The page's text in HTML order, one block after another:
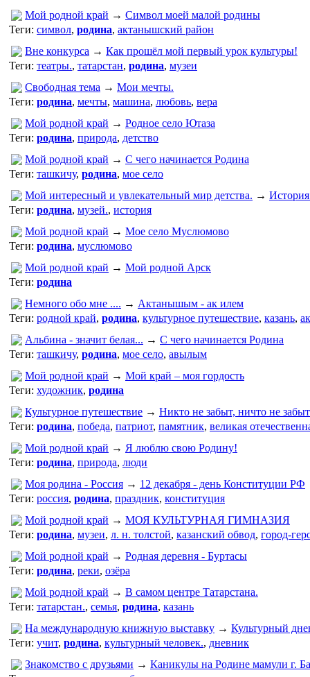
Мой родной край → Символ моей малой родины
Теги: символ, родина, актанышский район
Вне конкурса → Как прошёл мой первый урок культуры!
Теги: театры., татарстан, родина, музеи
Свободная тема → Мои мечты.
Теги: родина, мечты, машина, любовь, вера
Мой родной край → Родное село Ютаза
Теги: родина, природа, детство
Мой родной край → С чего начинается Родина
Теги: ташкичу, родина, мое село
Мой интересный и увлекательный мир детства. →
Теги: родина, музей., история
Мой родной край → Мое село Муслюмово
Теги: родина, муслюмово
Мой родной край → Мой родной Арск
Теги: родина
Немного обо мне .... → Актанышым - ак илем
Теги: родной край, родина, культурное путешествие, казань,
Альбина - значит белая... → С чего начинается Родина
Теги: ташкичу, родина, мое село, авылым
Мой родной край → Мой край – моя гордость
Теги: художник, родина
Культурное путешествие → Никто не забыт, ничто не
Теги: родина, победа, патриот, памятник, великая
Мой родной край → Я люблю свою Родину!
Теги: родина, природа, люди
Моя родина - Россия → 12 декабря - день Конституции РФ
Теги: россия, родина, праздник, конституция
Мой родной край → МОЯ КУЛЬТУРНАЯ ГИМНАЗИЯ
Теги: родина, музеи, л. н. толстой, казанский обвод, город-
Мой родной край → Родная деревня - Буртасы
Теги: родина, реки, озёра
Мой родной край → В самом центре Татарстана.
Теги: татарстан., семья, родина, казань
На международную книжную выставку → Культурный
Теги: учит, родина, культурный человек., дневник
Знакомство с друзьями → Каникулы на Родине мамули г.